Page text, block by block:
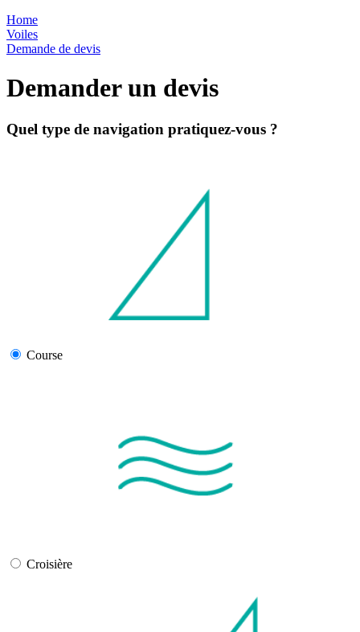
Home
Voiles
Demande de devis
Demander un devis
Quel type de navigation pratiquez-vous ?
Course
Croisière